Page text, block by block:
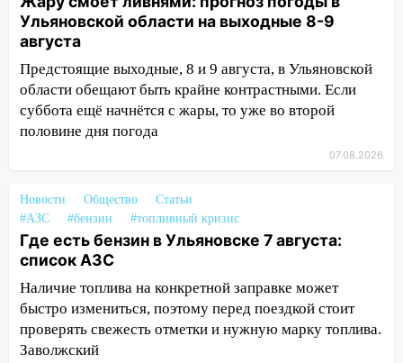
15:27 Прокуратура проверяет
капремонт школы в селе Кивать
15:08 В Кузоватово после прокурорской
проверки обновили разметку на
пешеходных переходах
На проспекте Гая в Ульяновске
50-метровом участке
14:22 В Новом городе 8 августа пройдет
большой фестиваль «Наше время» с
мотофристайлом и концертом
«Мураками»
14:04 Жару смоет ливнями: прогноз
погоды в Ульяновской области на
Ульяновской области на выходные 8-9
августа
Предстоящие выходные, 8 и 9 августа, в Ульяновской
области обещают быть крайне контрастными. Если
суббота ещё начнётся с жары, то уже во второй
половине дня погода
07.08.2026
Новости Общество
Статьи
#АЗС
#бензин #топливный кризис
Где есть бензин в Ульяновске 7 августа:
список АЗС
Наличие топлива на конкретной заправке может
быстро измениться, поэтому перед поездкой стоит
проверять свежесть отметки и нужную марку топлива.
Заволжский